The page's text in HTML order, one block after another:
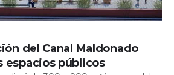
del Canal Maldonado
espacios públicos